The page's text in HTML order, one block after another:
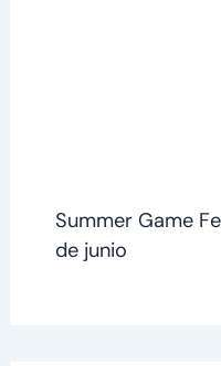
Summer Game
de junio